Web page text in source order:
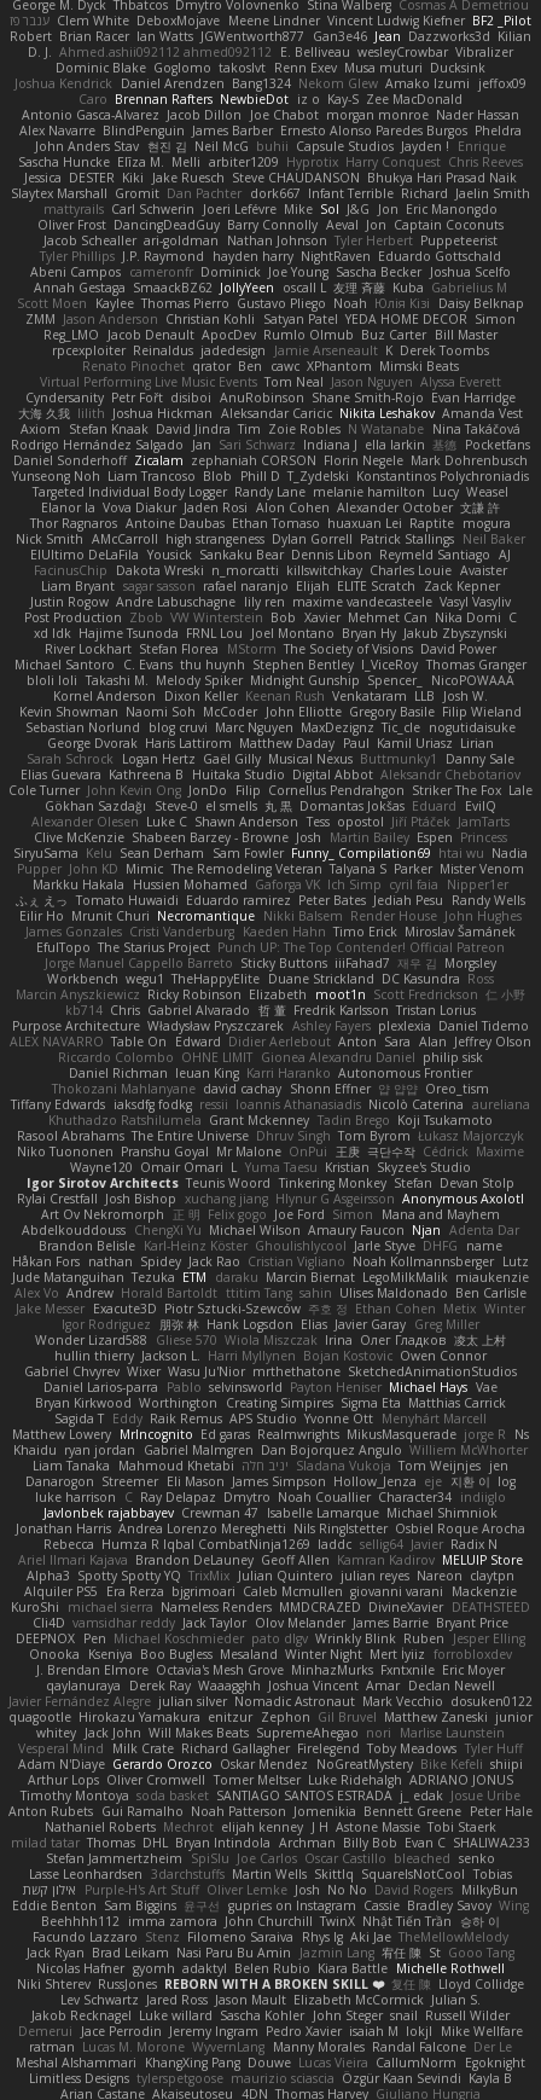
George M. Dyck Thbatcos Dmytro Volovnenko Stina Walberg Cosmas A Demetriou
ענבר פז Clem White DeboxMojave Meene Lindner Vincent Ludwig Kiefner BF2 _Pilot
Robert Brian Racer Ian Watts JGWentworth877 Gan3e46 Jean Dazzworks3d Kilian
D. J. Ahmed.ashii092112 ahmed092112 E. Belliveau wesleyCrowbar Vibralizer
Dominic Blake Goglomo takoslvt Renn Exev Musa muturi Ducksink
Joshua Kendrick
Daniel Arendzen Bang1324 Nekom Glew Amako Izumi
jeffox09
Caro Brennan Rafters NewbieDot iz o Kay-S Zee MacDonald
Antonio Gasca-Alvarez Jacob Dillon Joe Chabot morgan monroe Nader Hassan
Alex Navarre BlindPenguin James Barber Ernesto Alonso Paredes Burgos Pheldra
John Anders Stav 현진 김 Neil McG buhii Capsule Studios Jayden !
Enrique
Sascha Huncke Elīza M. Melli arbiter1209 Hyprotix Harry Conquest Chris Reeves
Jessica DESTER Kiki Jake Ruesch Steve CHAUDANSON Bhukya Hari Prasad Naik
Slaytex Marshall Gromit Dan Pachter dork667 Infant Terrible Richard Jaelin Smith
mattyrails Carl Schwerin Joeri Lefévre Mike Sol J&G Jon Eric Manongdo
Oliver Frost DancingDeadGuy Barry Connolly Aeval Jon Captain Coconuts
Jacob Schealler ari-goldman Nathan Johnson Tyler Herbert Puppeteerist
Tyler Phillips J.P. Raymond hayden harry NightRaven Eduardo Gottschald
Abeni Campos cameronfr Dominick Joe Young Sascha Becker Joshua Scelfo
Annah Gestaga SmaackBZ62 JollyYeen oscall L 友理 斉藤 Kuba Gabrielius M
Scott Moen
Kaylee Thomas Pierro Gustavo Pliego Noah Юлія Кізі
Daisy Belknap
ZMM Jason Anderson Christian Kohli Satyan Patel YEDA HOME DECOR Simon
Reg_LMO
Jacob Denault ApocDev Rumlo Olmub Buz Carter Bill Master
rpcexploiter Reinaldus jadedesign Jamie Arseneault K Derek Toombs
Renato Pinochet qrator Ben cawc XPhantom Mimski Beats
Virtual Performing Live Music Events Tom Neal Jason Nguyen Alyssa Everett
Cyndersanity Petr Fořt disiboi AnuRobinson Shane Smith-Rojo Evan Harridge
大海 久我 lilith Joshua Hickman Aleksandar Caricic Nikita Leshakov Amanda Vest
Axiom
Stefan Knaak David Jindra Tim Zoie Robles N Watanabe Nina Takáčová
Rodrigo Hernández Salgado
Jan Sari Schwarz Indiana J ella larkin 基德 Pocketfans
Daniel Sonderhoff Zicalam zephaniah CORSON Florin Negele Mark Dohrenbusch
Yunseong Noh Liam Trancoso Blob Phill D T_Zydelski Konstantinos Polychroniadis
Targeted Individual Body Logger Randy Lane melanie hamilton Lucy Weasel
Elanor la Vova Diakur Jaden Rosi Alon Cohen Alexander October 文謙 許
Thor Ragnaros Antoine Daubas Ethan Tomaso huaxuan Lei Raptite mogura
Nick Smith AMcCarroll high strangeness Dylan Gorrell Patrick Stallings Neil Baker
ElUltimo DeLaFila Yousick Sankaku Bear Dennis Libon Reymeld Santiago AJ
FacinusChip
Dakota Wreski n_morcatti killswitchkay Charles Louie Avaister
Liam Bryant sagar sasson rafael naranjo Elijah ELITE Scratch
Zack Kepner
Justin Rogow Andre Labuschagne lily ren maxime vandecasteele Vasyl Vasyliv
Post Production Zbob VW Winterstein Bob Xavier Mehmet Can Nika Domi C
xd Idk Hajime Tsunoda FRNL Lou Joel Montano Bryan Hy Jakub Zbyszynski
River Lockhart Stefan Florea MStorm The Society of Visions David Power
Michael Santoro
C. Evans thu huynh Stephen Bentley I_ViceRoy Thomas Granger
bloli loli Takashi M. Melody Spiker Midnight Gunship Spencer_
NicoPOWAAA
Kornel Anderson
Dixon Keller Keenan Rush Venkataram LLB
Josh W.
Kevin Showman Naomi Soh McCoder John Elliotte Gregory Basile Filip Wieland
Sebastian Norlund
blog cruvi Marc Nguyen MaxDezignz Tic_cle nogutidaisuke
George Dvorak Haris Lattirom Matthew Daday Paul Kamil Uriasz Lirian
Sarah Schrock
Logan Hertz Gaël Gilly Musical Nexus Buttmunky1
Danny Sale
Elias Guevara Kathreena B Huitaka Studio Digital Abbot Aleksandr Chebotariov
Cole Turner John Kevin Ong JonDo Filip Cornellus Pendrahgon Striker The Fox Lale
Gökhan Sazdağı
Steve-0 el smells 丸 黒 Domantas Jokšas Eduard
EvilQ
Alexander Olesen Luke C Shawn Anderson Tess opostol Jiří Ptáček JamTarts
Clive McKenzie Shabeen Barzey - Browne Josh Martin Bailey Espen Princess
SiryuSama Kelu Sean Derham Sam Fowler Funny_ Compilation69 htai wu Nadia
Pupper John KD Mimic The Remodeling Veteran Talyana S Parker Mister Venom
Markku Hakala
Hussien Mohamed Gaforga VK Ich Simp cyril faia
Nipper1er
ふぇ えっ Tomato Huwaidi Eduardo ramirez Peter Bates Jediah Pesu
Randy Wells
Eilir Ho Mrunit Churi Necromantique Nikki Balsem Render House John Hughes
James Gonzales Cristi Vanderburg Kaeden Hahn Timo Erick Miroslav Šamánek
EfulTopo The Starius Project Punch UP: The Top Contender! Official Patreon
Jorge Manuel Cappello Barreto Sticky Buttons iiiFahad7 재우 김 Morgsley
Workbench wegu1 TheHappyElite Duane Strickland DC Kasundra Ross
Marcin Anyszkiewicz Ricky Robinson Elizabeth moot1n Scott Fredrickson 仁 小野
kb714 Chris Gabriel Alvarado 哲 董 Fredrik Karlsson Tristan Lorius
Purpose Architecture Władysław Pryszczarek Ashley Fayers plexlexia Daniel Tidemo
ALEX NAVARRO Table On Edward Didier Aerlebout Anton Sara Alan Jeffrey Olson
Riccardo Colombo OHNE LIMIT Gionea Alexandru Daniel philip sisk
Daniel Richman Ieuan King Karri Haranko Autonomous Frontier
Thokozani Mahlanyane david cachay Shonn Effner 얍 얍얍 Oreo_tism
Tiffany Edwards iaksdfg fodkg ressii Ioannis Athanasiadis Nicolò Caterina aureliana
Khuthadzo Ratshilumela Grant Mckenney Tadin Brego Koji Tsukamoto
Rasool Abrahams The Entire Universe Dhruv Singh Tom Byrom Łukasz Majorczyk
Niko Tuononen Pranshu Goyal Mr Malone OnPui 王庚 극단수작 Cédrick Maxime
Wayne120 Omair Omari L Yuma Taesu Kristian Skyzee's Studio
Igor Sirotov Architects Teunis Woord Tinkering Monkey Stefan Devan Stolp
Rylai Crestfall Josh Bishop xuchang jiang Hlynur G Asgeirsson Anonymous Axolotl
Art Ov Nekromorph
正 明 Felix gogo Joe Ford Simon
Mana and Mayhem
Abdelkouddouss ChengXi Yu Michael Wilson Amaury Faucon Njan Adenta Dar
Brandon Belisle Karl-Heinz Köster Ghoulishlycool Jarle Styve DHFG
name
Håkan Fors nathan Spidey Jack Rao Cristian Vigliano Noah Kollmannsberger Lutz
Jude Matanguihan Tezuka ETM daraku Marcin Biernat LegoMilkMalik miaukenzie
Alex Vo Andrew Horald Bartoldt ttitim Tang sahin Ulises Maldonado Ben Carlisle
Jake Messer Exacute3D Piotr Sztucki-Szewców 주호 정 Ethan Cohen Metix Winter
Igor Rodriguez
朋弥 林 Hank Logsdon Elias Javier Garay Greg Miller
Wonder Lizard588
Gliese 570 Wiola Miszczak Irina Олег Гладков 凌太 上村
hullin thierry Jackson L. Harri Myllynen Bojan Kostovic Owen Connor
Gabriel Chvyrev Wixer Wasu Ju'Nior mrthethatone SketchedAnimationStudios
Daniel Larios-parra
Pablo selvinsworld Payton Heniser Michael Hays Vae
Bryan Kirkwood Worthington Creating Simpires Sigma Eta Matthias Carrick
Sagida T Eddy Raik Remus APS Studio Yvonne Ott Menyhárt Marcell
Matthew Lowery MrIncognito Ed garas Realmwrights MikusMasquerade jorge R
Ns
Khaidu ryan jordan Gabriel Malmgren Dan Bojorquez Angulo Williem McWhorter
Liam Tanaka
Mahmoud Khetabi יניב חלה Sladana Vukoja Tom Weijnjes jen
Danarogon Streemer Eli Mason James Simpson Hollow_Jenza eje 지환 이 log
luke harrison
C Ray Delapaz Dmytro Noah Couallier Character34 indiiglo
Javlonbek rajabbayev Crewman 47 Isabelle Lamarque Michael Shimniok
Jonathan Harris Andrea Lorenzo Mereghetti Nils Ringlstetter Osbiel Roque Arocha
Rebecca Humza R Iqbal CombatNinja1269 laddc sellig64 Javier Radix N
Ariel Ilmari Kajava Brandon DeLauney Geoff Allen Kamran Kadirov MELUIP Store
Alpha3 Spotty Spotty YQ TrixMix Julian Quintero julian reyes Nareon claytpn
Alquiler PS5
Era Rerza bjgrimoari Caleb Mcmullen giovanni varani
Mackenzie
KuroShi
michael sierra Nameless Renders MMDCRAZED DivineXavier DEATHSTEED
Cli4D vamsidhar reddy Jack Taylor Olov Melander James Barrie Bryant Price
DEEPNOX Pen Michael Koschmieder pato dlgv Wrinkly Blink Ruben
Jesper Elling
Onooka
Kseniya Boo Bugless Mesaland Winter Night Mert İyiiz forrobloxdev
J. Brendan Elmore Octavia's Mesh Grove MinhazMurks Fxntxnile Eric Moyer
qaylanuraya
Derek Ray Waaagghh Joshua Vincent Amar Declan Newell
Javier Fernández Alegre julian silver Nomadic Astronaut Mark Vecchio dosuken0122
quagootle Hirokazu Yamakura enitzur Zephon Gil Bruvel Matthew Zaneski junior
whitey Jack John Will Makes Beats SupremeAhegao nori
Marlise Launstein
Vesperal Mind
Milk Crate Richard Gallagher Firelegend Toby Meadows Tyler Huff
Adam N'Diaye Gerardo Orozco Oskar Mendez NoGreatMystery Bike Kefeli shiipi
Arthur Lops Oliver Cromwell Tomer Meltser Luke Ridehalgh ADRIANO JONUS
Timothy Montoya soda basket SANTIAGO SANTOS ESTRADA j_ edak Josue Uribe
Anton Rubets Gui Ramalho Noah Patterson Jomenikia Bennett Greene Peter Hale
Nathaniel Roberts Mechrot elijah kenney J H Astone Massie Tobi Staerk
milad tatar Thomas DHL Bryan Intindola Archman Billy Bob Evan C SHALIWA233
Stefan Jammertzheim
SpiSlu Joe Carlos Oscar Castillo bleached senko
Lasse Leonhardsen 3darchstuffs Martin Wells Skittlq SquareIsNotCool Tobias
אילון קשת
Purple-H's Art Stuff Oliver Lemke Josh No No David Rogers MilkyBun
Eddie Benton Sam Biggins 윤구선 gupries on Instagram Cassie Bradley Savoy Wing
Beehhhh112 imma zamora John Churchill TwinX Nhật Tiến Trần
승하 이
Facundo Lazzaro Stenz Filomeno Saraiva Rhys lg Aki Jae TheMellowMelody
Jack Ryan Brad Leikam Nasi Paru Bu Amin Jazmin Lang 宥任 陳 St Gooo Tang
Nicolas Hafner gyomh adaktyl Belen Rubio Kiara Battle Michelle Rothwell
Niki Shterev RussJones REBORN WITH A BROKEN SKILL ❤️ 复任 陳 Lloyd Collidge
Lev Schwartz Jared Ross Jason Mault Elizabeth McCormick Julian S.
Jakob Recknagel Luke willard Sascha Kohler John Steger snail Russell Wilder
Demerui
Jace Perrodin Jeremy Ingram Pedro Xavier isaiah M lokjl
Mike Wellfare
ratman Lucas M. Morone WyvernLang Manny Morales Randal Falcone Der Le
Meshal Alshammari
KhangXing Pang Douwe Lucas Vieira CallumNorm
Egoknight
Limitless Designs tylerspetgoose maurizio sciascia Özgür Kaan Sevindi Kayla B
Arian Castane Akaiseutoseu 4DN Thomas Harvey Giuliano Hungria